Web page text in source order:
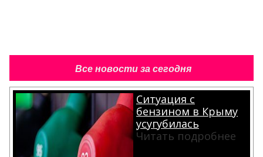
Все новости за сегодня
Ситуация с
бензином в Крыму
усугубилась
Читать подробнее